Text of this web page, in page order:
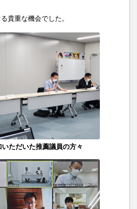
貴重な機会でした。
いただいた推薦議員の方々